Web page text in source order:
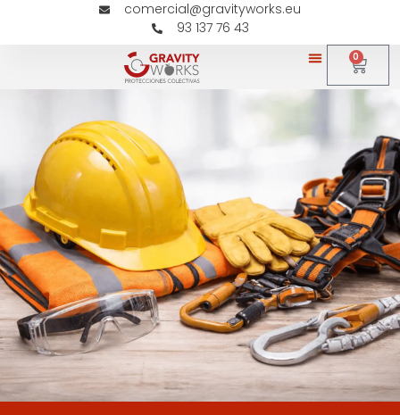
comercial@gravityworks.eu
93 137 76 43
0